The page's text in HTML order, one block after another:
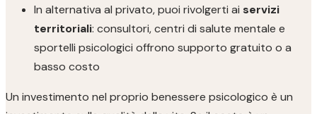
In alternativa al privato, puoi rivolgerti ai servizi
territoriali: consultori, centri di salute mentale e
sportelli psicologici offrono supporto gratuito o a
basso costo
Un investimento nel proprio benessere psicologico è un